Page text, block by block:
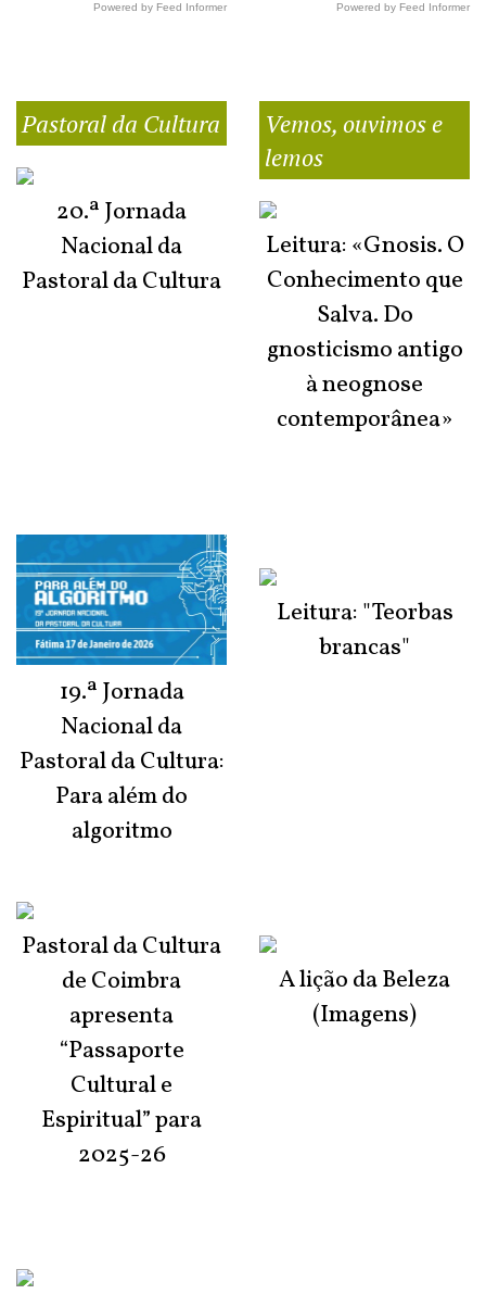
Powered by Feed Informer Powered by Feed Informer
Pastoral da Cultura
20.ª Jornada
Nacional da
Pastoral da Cultura
19.ª Jornada
Nacional da
Pastoral da Cultura:
Para além do
algoritmo
Pastoral da Cultura
de Coimbra
apresenta
“Passaporte
Cultural e
Espiritual” para
2025-26
Vemos, ouvimos e
lemos
Leitura: «Gnosis. O
Conhecimento que
Salva. Do
gnosticismo antigo
à neognose
contemporânea»
Leitura: "Teorbas
brancas"
A lição da Beleza
(Imagens)